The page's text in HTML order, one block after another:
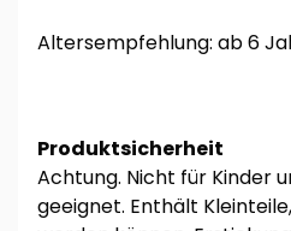
Altersempfehlung: ab 6
Produktsicherheit
Achtung. Nicht für Kinder
geeignet. Enthält